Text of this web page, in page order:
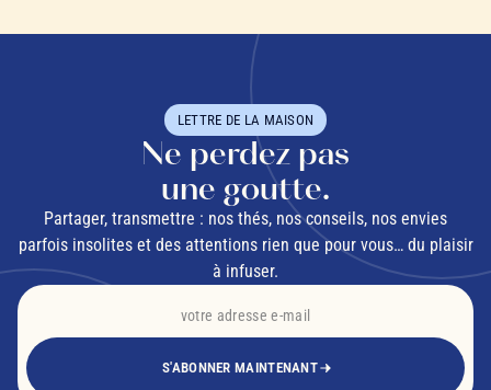
LETTRE DE LA MAISON
Ne perdez pas
une goutte.
Partager, transmettre : nos thés, nos conseils, nos envies
parfois insolites et des attentions rien que pour vous… du plaisir
à infuser.
S'ABONNER MAINTENANT